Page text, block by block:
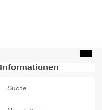
Informationen
Suche